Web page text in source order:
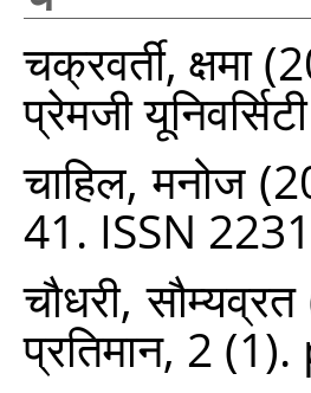
चक्रवर्ती, क्षमा
प्रेमजी
चाहिल, मनोज
41. ISSN
चौधरी, सौम्यव्रत
प्रतिमान, 2